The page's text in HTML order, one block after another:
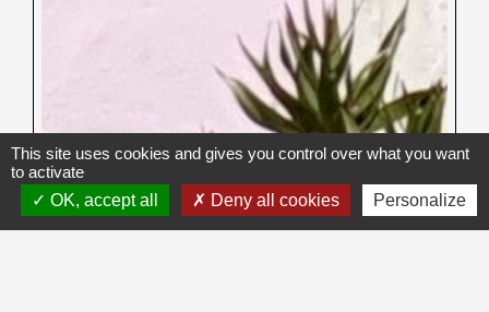
This site uses cookies and gives you control over what you want
to activate
OK, accept all
Deny all cookies Personalize